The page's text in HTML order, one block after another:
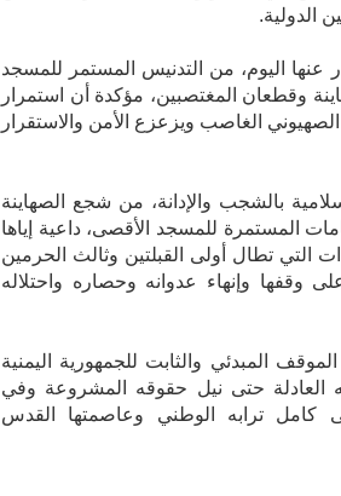
الدولية.
اليوم، من التدنيس المستمر للمسجد
وقطعان المغتصبين، مؤكدة أن استمرار
الغاصب ويزعزع الأمن والاستقرار
بالشجب والإدانة، من شجع الصهاينة
المستمرة للمسجد الأقصى، داعية إياها
التي تطال أولى القبلتين وثالث الحرمين
وقفها وإنهاء عدوانه وحصاره واحتلاله
المبدئي والثابت للجمهورية اليمنية
العادلة حتى نيل حقوقه المشروعة وفي
كامل ترابه الوطني وعاصمتها القدس